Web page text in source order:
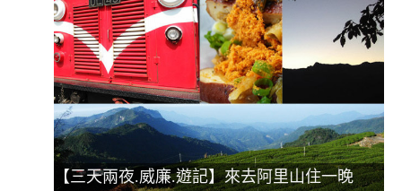
【三天兩夜.威廉.遊記】來去阿里山住一晚